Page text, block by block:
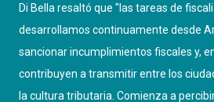
Di Bella resaltó que "las tareas de
desarrollamos continuamente desde
sancionar incumplimientos fiscales y,
contribuyen a transmitir entre los
la cultura tributaria. Comienza a